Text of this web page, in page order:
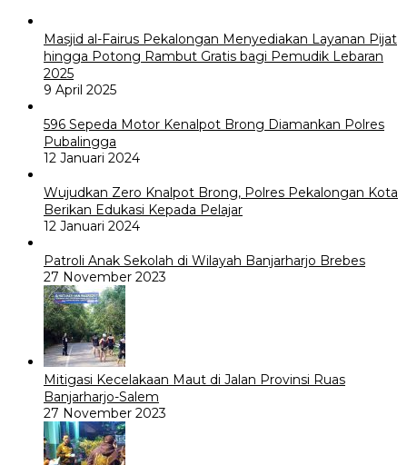
Masjid al-Fairus Pekalongan Menyediakan Layanan Pijat
hingga Potong Rambut Gratis bagi Pemudik Lebaran
2025
9 April 2025
596 Sepeda Motor Kenalpot Brong Diamankan Polres
Pubalingga
12 Januari 2024
Wujudkan Zero Knalpot Brong, Polres Pekalongan Kota
Berikan Edukasi Kepada Pelajar
12 Januari 2024
Patroli Anak Sekolah di Wilayah Banjarharjo Brebes
27 November 2023
Mitigasi Kecelakaan Maut di Jalan Provinsi Ruas
Banjarharjo-Salem
27 November 2023